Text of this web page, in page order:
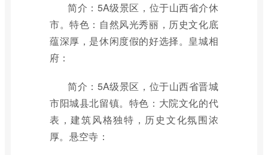
简介：5A级景区，位于山西省介休
市。特色：自然风光秀丽，历史文化底
蕴深厚，是休闲度假的好选择。皇城相
府：
简介：5A级景区，位于山西省晋城
市阳城县北留镇。特色：大院文化的代
表，建筑风格独特，历史文化氛围浓
厚。悬空寺：